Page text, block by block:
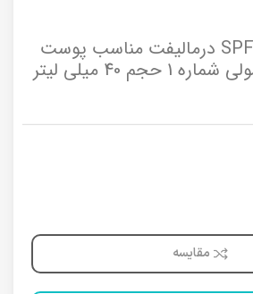
کرم ضد آفتاب SPF50 درمالیفت مناسب پوست
های خشک و معمولی شماره 1 حجم 40 میلی لیتر
مقایسه